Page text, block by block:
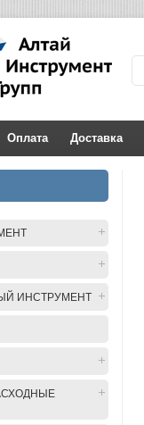
Оплата Доставка
ИНСТРУМЕНТ